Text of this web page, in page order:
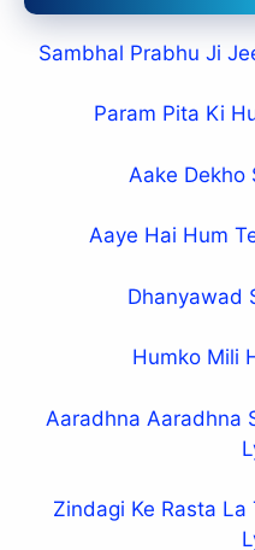
Sambhal Prabhu Ji
Param Pita Ki
Aake Dekho
Aaye Hai Hum
Dhanyawad
Humko Mili
Aaradhna Aaradhna
Zindagi Ke Rasta